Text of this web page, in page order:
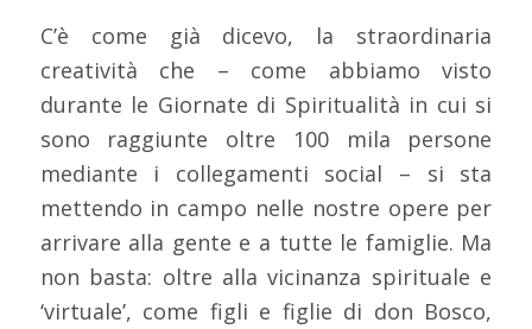
C’è come già dicevo, la straordinaria
creatività che – come abbiamo visto
durante le Giornate di Spiritualità in cui si
sono raggiunte oltre 100 mila persone
mediante i collegamenti social – si sta
mettendo in campo nelle nostre opere per
arrivare alla gente e a tutte le famiglie. Ma
non basta: oltre alla vicinanza spirituale e
‘virtuale’, come figli e figlie di don Bosco,